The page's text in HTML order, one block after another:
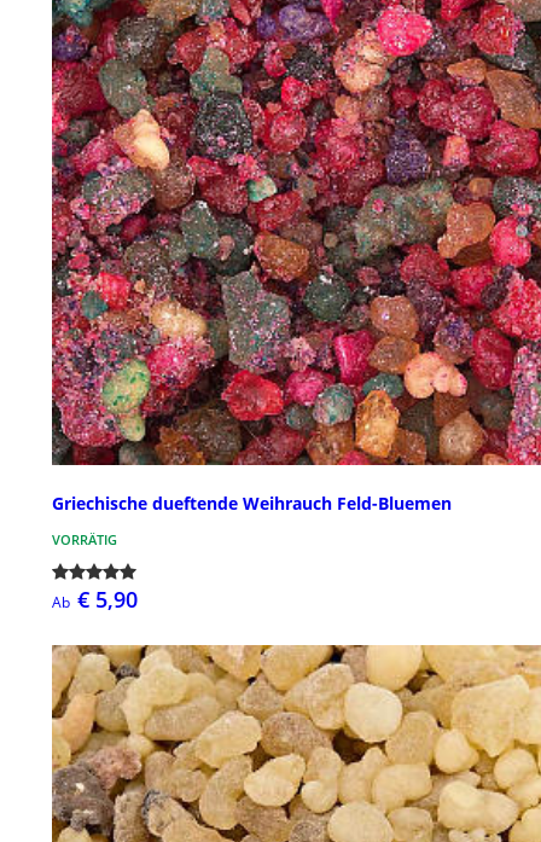
Griechische dueftende Weihrauch Feld-Bluemen
VORRÄTIG
Ab € 5,90